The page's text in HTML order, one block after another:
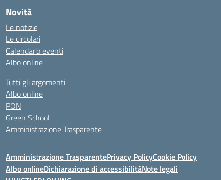
Novità
Le notizie
Le circolari
Calendario eventi
Albo online
Tutti gli argomenti
Albo online
PON
Green School
Amministrazione Trasparente
Amministrazione TrasparentePrivacy PolicyCookie Policy
Albo onlineDichiarazione di accessibilitàNote legali